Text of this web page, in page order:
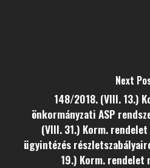
Next
148/2018. (VIII. 13.)
önkormányzati ASP
(VIII. 31.) Korm.
ügyintézés
19.) Korm.